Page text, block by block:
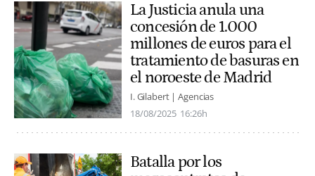
La Justicia anula una
concesión de 1.000
millones de euros para el
tratamiento de basuras en
el noroeste de Madrid
I. Gilabert | Agencias
18/08/2025 16:26h
Batalla por los